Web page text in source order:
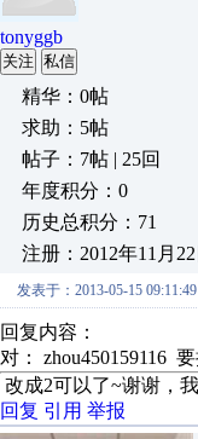
tonyggb
关注 私信
精华：0帖
求助：5帖
帖子：7帖 | 25回
年度积分：0
历史总积分：71
注册：2012年11月22
发表于：2013-05-15 09:11:49
回复内容：
对： zhou450159116
改成2可以了~谢谢，
回复 引用 举报